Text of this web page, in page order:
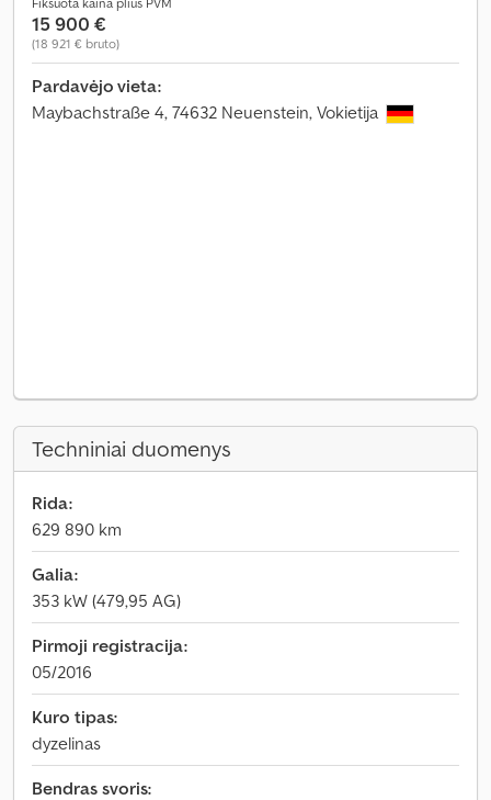
15 900 €
(18 921 € bruto)
Pardavėjo vieta:
Maybachstraße 4, 74632 Neuenstein, Vokietija
Techniniai duomenys
Rida:
629 890 km
Galia:
353 kW (479,95 AG)
Pirmoji registracija:
05/2016
Kuro tipas:
dyzelinas
Bendras svoris: